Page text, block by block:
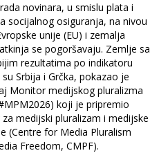
novinara, u smislu plata i
socijalnog osiguranja, na nivou
unije (EU) i zemalja
se pogoršavaju. Zemlje sa
rezultatima po indikatoru
Srbija i Grčka, pokazao je
Monitor medijskog pluralizma
koji je pripremio
za medijski pluralizam i medijske
(Centre for Media Pluralism
Freedom, CMPF).